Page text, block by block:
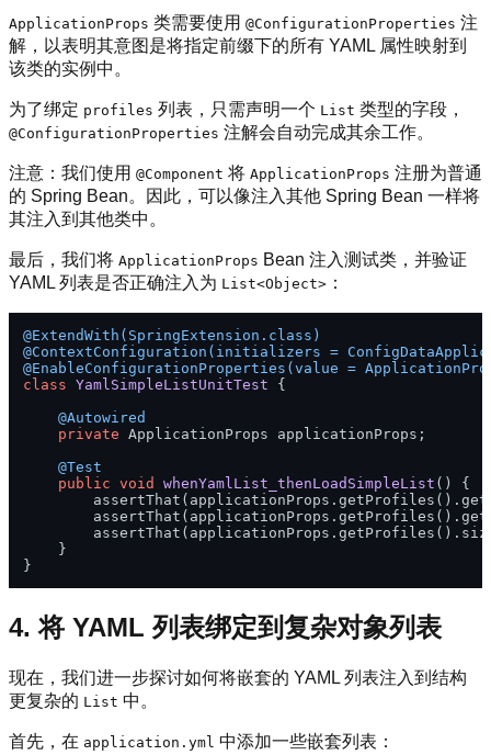
ApplicationProps 类需要使用 @ConfigurationProperties 注
解，以表明其意图是将指定前缀下的所有 YAML 属性映射到
该类的实例中。
为了绑定 profiles 列表，只需声明一个 List 类型的字段，
@ConfigurationProperties 注解会自动完成其余工作。
注意：我们使用 @Component 将 ApplicationProps 注册为普通
的 Spring Bean。因此，可以像注入其他 Spring Bean 一样将
其注入到其他类中。
最后，我们将 ApplicationProps Bean 注入测试类，并验证
YAML 列表是否正确注入为 List<Object> ：
@ExtendWith(SpringExtension.class)
@ContextConfiguration(initializers =
@EnableConfigurationProperties(value =
class YamlSimpleListUnitTest {
@Autowired
private ApplicationProps applicationProps;
@Test
public void whenYamlList_thenLoadSimpleList ()
{
    }
4. 将 YAML 列表绑定到复杂对象列表
现在，我们进一步探讨如何将嵌套的 YAML 列表注入到结构
更复杂的 List 中。
首先，在 application.yml 中添加一些嵌套列表：